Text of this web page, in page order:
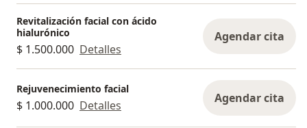
Revitalización facial con ácido
hialurónico
$ 1.500.000 Detalles
Agendar cita
Rejuvenecimiento facial
$ 1.000.000 Detalles Agendar cita